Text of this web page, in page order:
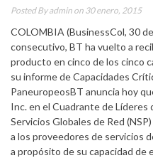
Posted Byadmin on 30 enero, 2015
COLOMBIA (BusinessCol, 30
consecutivo, BT ha vuelto a
producto en cinco de los cinco
su informe de Capacidades
PaneuropeosBT anuncia hoy
Inc. en el Cuadrante de Líderes
Servicios Globales de Red
a los proveedores de servicios
a propósito de su capacidad de